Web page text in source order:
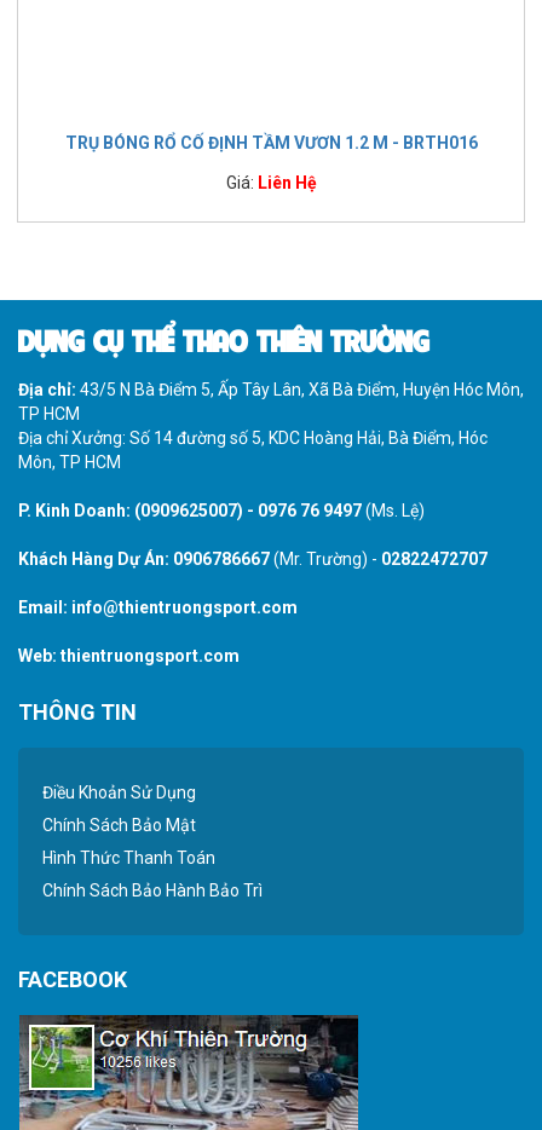
TRỤ BÓNG RỔ CỐ ĐỊNH TẦM VƯƠN 1.2 M - BRTH016
Giá: Liên Hệ
DỤNG CỤ THỂ THAO THIÊN TRƯỜNG
Địa chỉ: 43/5 N Bà Điểm 5, Ấp Tây Lân, Xã Bà Điểm, Huyện Hóc Môn,
TP HCM
Địa chỉ Xưởng: Số 14 đường số 5, KDC Hoàng Hải, Bà Điểm, Hóc
Môn, TP HCM
P. Kinh Doanh: (0909625007) - 0976 76 9497(Ms. Lệ)
Khách Hàng Dự Án: 0906786667(Mr. Trường) - 02822472707
Email: info@thientruongsport.com
Web: thientruongsport.com
THÔNG TIN
Điều Khoản Sử Dụng
Chính Sách Bảo Mật
Hình Thức Thanh Toán
Chính Sách Bảo Hành Bảo Trì
FACEBOOK